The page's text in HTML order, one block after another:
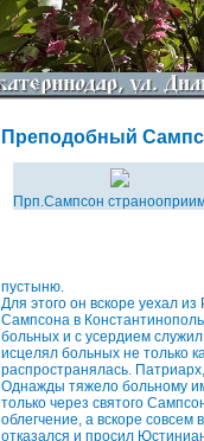
Преподобный
Прп.Сампсон
пустыню.
Для этого он вскоре уехал
Сампсона в
больных и с усердием
исцелял больных не только
распространялась.
Однажды тяжело больному
только через святого
облегчение, а вскоре
отказался и просил